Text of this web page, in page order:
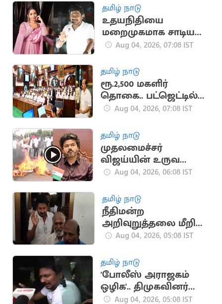
தமிழ் நாடு
உதயநிதியை
மறைமுகமாக சாடிய
நடிகை நிவேதா
Aug 04, 2026, 07:08 IST
தமிழ் நாடு
ரூ.2,500 மகளிர்
தொகை.. பட்ஜெட்டில்
அறிவிப்பு
Aug 04, 2026, 07:08 IST
தமிழ் நாடு
முதலமைச்சர்
விஜய்யின் உருவ
பொம்மையை
திமுகவினர்
Aug 04, 2026, 06:08 IST
தமிழ் நாடு
நீதிமன்ற
அறிவுறுத்தலை மீறி
உதயநிதி கைது
Aug 04, 2026, 05:08 IST
தமிழ் நாடு
'போலீஸ் அராஜகம்
ஒழிக'.. திமுகவினர்
போராட்டம்
Aug 04, 2026, 05:08 IST